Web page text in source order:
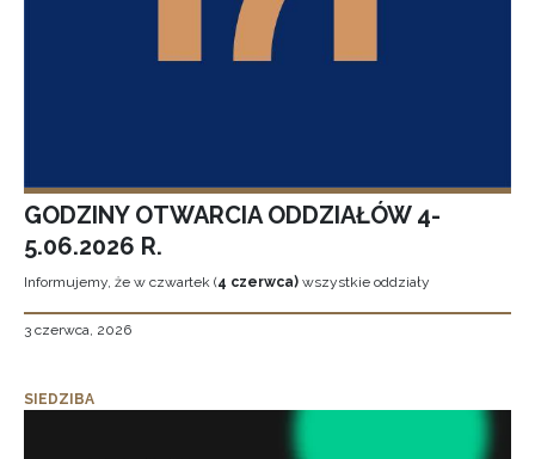
GODZINY OTWARCIA ODDZIAŁÓW 4-
5.06.2026 R.
Informujemy, że w czwartek (4 czerwca) wszystkie oddziały
3 czerwca, 2026
SIEDZIBA